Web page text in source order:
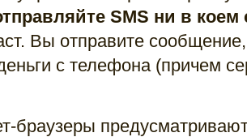
SMS ни в коем
Вы отправите
с телефона (причем
браузеры